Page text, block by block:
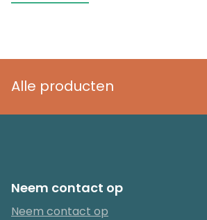
Alle producten
Neem contact op
Neem contact op